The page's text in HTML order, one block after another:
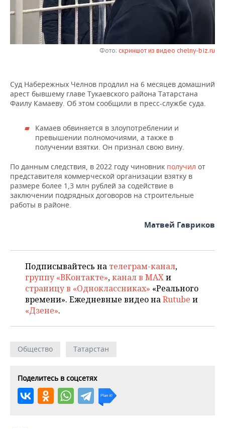
НЕФТЕХИМИЯ
НЕФТЬ
РОЗНИЧНАЯ ТОРГОВЛЯ
ТРАНСПОРТ
НОВОСТИ ТЕХНОЛОГИЙ
IT
ТЕЛЕКОММУНИКАЦИИ
МЕРОПРИЯТИЯ
НОВОСТИ МЕРОПРИЯТИЙ
БИЗНЕС-БРАНЧИ
ОТКРЫТАЯ ЛЕКЦИЯ
СПОРТ
ФУТБОЛ
БАСКЕТБОЛ
КИБЕРСПОРТ
ФИГУРНОЕ КАТАНИЕ
ХОККЕЙ С МЯЧОМ
НОВОСТИ ОБЩЕСТВА
ИНФРАСТРУКТУРА
КУЛЬТУРА
МЕДИЦИНА
ПРОИСШЕСТВИЯ
ФОТОГАЛЕРЕЯ
СПРАВОЧНИК
СПИСОК КОМПАНИЙ
Фото: скриншот из видео chelny-biz.ru
Суд Набережных Челнов продлил на 6 месяцев домашний
арест бывшему главе Тукаевского района Татарстана
Фаилу Камаеву. Об этом сообщили в пресс-службе суда.
Камаев обвиняется в злоупотреблении и
превышении полномочиями, а также в
получении взятки. Он признал свою вину.
По данным следствия, в 2022 году чиновник получил от
представителя коммерческой организации взятку в
размере более 1,3 млн рублей за содействие в
заключении подрядных договоров на строительные
работы в районе.
Матвей Гавриков
Подписывайтесь на телеграм-канал,
группу «ВКонтакте»,канал в MAXи
страницу в «Одноклассниках» «Реального
времени». Ежедневные видео наRutube и
«Дзене».
Общество Татарстан
Поделитесь в соцсетях